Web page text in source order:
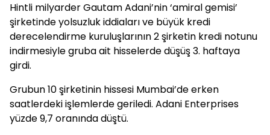
Hintli milyarder Gautam Adani’nin ‘amiral gemisi’
şirketinde yolsuzluk iddiaları ve büyük kredi
derecelendirme kuruluşlarının 2 şirketin kredi notunu
indirmesiyle gruba ait hisselerde düşüş 3. haftaya
girdi.
Grubun 10 şirketinin hissesi Mumbai’de erken
saatlerdeki işlemlerde geriledi. Adani Enterprises
yüzde 9,7 oranında düştü.